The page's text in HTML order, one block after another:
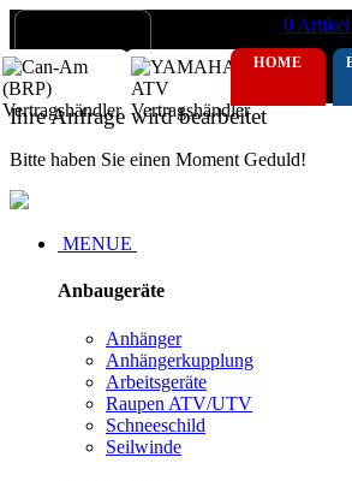
0
HOME
Ihre Anfrage wird bearbeitet
Bitte haben Sie einen Moment Geduld!
MENUE
Anbaugeräte
Anhänger
Anhängerkupplung
Arbeitsgeräte
Raupen ATV/UTV
Schneeschild
Seilwinde